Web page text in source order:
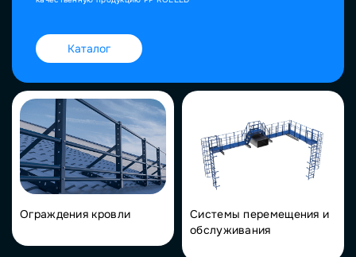
Каталог
Ограждения кровли
Системы перемещения и
обслуживания